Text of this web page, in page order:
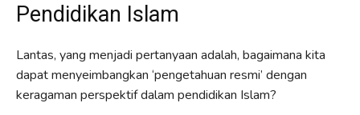
Pendidikan Islam
Lantas, yang menjadi pertanyaan adalah, bagaimana kita
dapat menyeimbangkan ‘pengetahuan resmi’ dengan
keragaman perspektif dalam pendidikan Islam?